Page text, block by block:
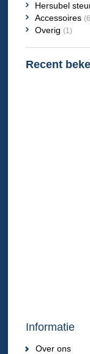
Hersubel
Accessoires
Overig (1)
Recent
Informatie
Over ons